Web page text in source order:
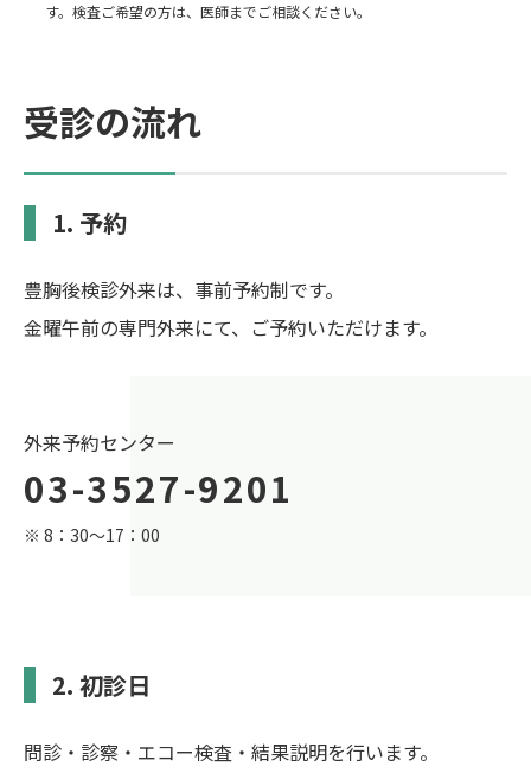
す。検査ご希望の方は、医師までご相談ください。
受診の流れ
1. 予約
豊胸後検診外来は、事前予約制です。
金曜午前の専門外来にて、ご予約いただけます。
外来予約センター
03-3527-9201
※ 8：30～17：00
2. 初診日
問診・診察・エコー検査・結果説明を行います。